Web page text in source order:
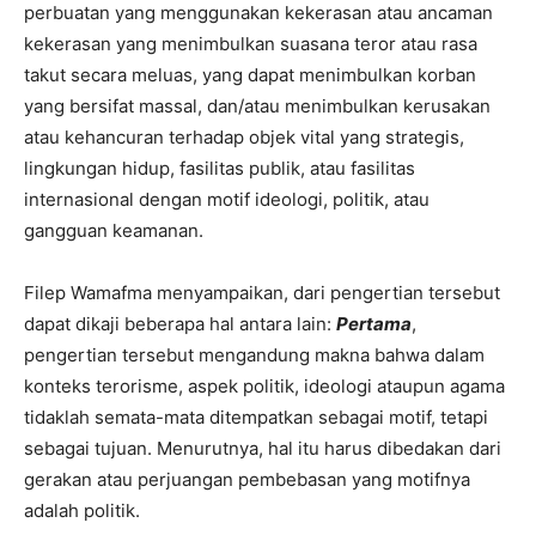
perbuatan yang menggunakan kekerasan atau ancaman
kekerasan yang menimbulkan suasana teror atau rasa
takut secara meluas, yang dapat menimbulkan korban
yang bersifat massal, dan/atau menimbulkan kerusakan
atau kehancuran terhadap objek vital yang strategis,
lingkungan hidup, fasilitas publik, atau fasilitas
internasional dengan motif ideologi, politik, atau
gangguan keamanan.
Filep Wamafma menyampaikan, dari pengertian tersebut
dapat dikaji beberapa hal antara lain: Pertama,
pengertian tersebut mengandung makna bahwa dalam
konteks terorisme, aspek politik, ideologi ataupun agama
tidaklah semata-mata ditempatkan sebagai motif, tetapi
sebagai tujuan. Menurutnya, hal itu harus dibedakan dari
gerakan atau perjuangan pembebasan yang motifnya
adalah politik.